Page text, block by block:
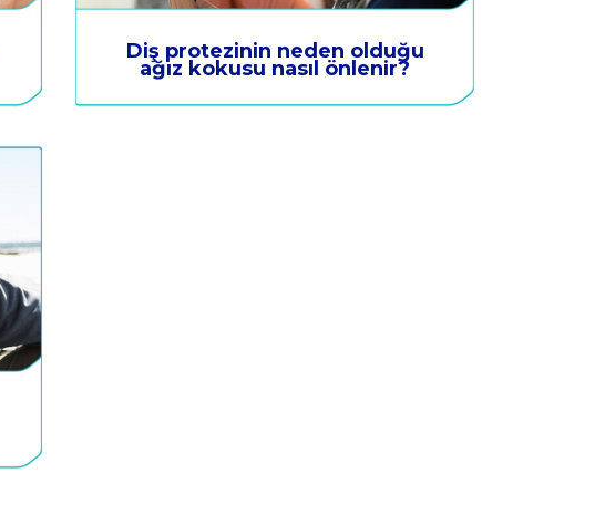
Diş protezinin neden olduğu
ağız kokusu nasıl önlenir?